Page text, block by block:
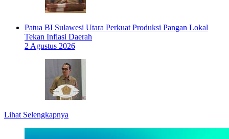
Patua BI Sulawesi Utara Perkuat Produksi Pangan Lokal
Tekan Inflasi Daerah
2 Agustus 2026
Lihat Selengkapnya